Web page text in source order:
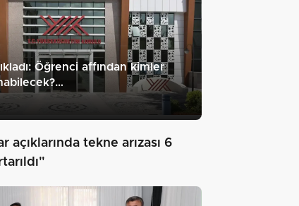
Öğrenci affından kimler
açıklarında tekne arızası 6